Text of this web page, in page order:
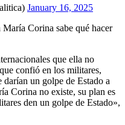
January 16, 2025
Corina sabe qué hacer
que ella no
confió en los militares,
darían un golpe de Estado a
Corina no existe, su plan es
den un golpe de Estado»,